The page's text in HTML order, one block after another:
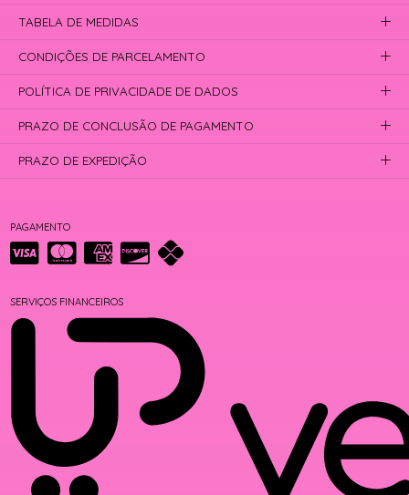
PAGAMENTO
SERVIÇOS FINANCEIROS
TABELA DE MEDIDAS
CONDIÇÕES DE PARCELAMENTO
POLÍTICA DE PRIVACIDADE DE DADOS
PRAZO DE CONCLUSÃO DE PAGAMENTO
PRAZO DE EXPEDIÇÃO